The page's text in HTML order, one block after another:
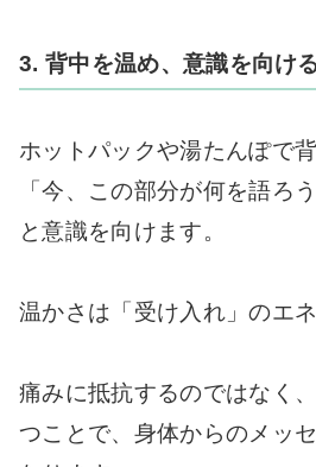
3. 背中を温め、意識を向け
ホットパックや湯たんぽで
「今、この部分が何を語ろ
と意識を向けます。
温かさは「受け入れ」のエ
痛みに抵抗するのではなく
つことで、身体からのメッ